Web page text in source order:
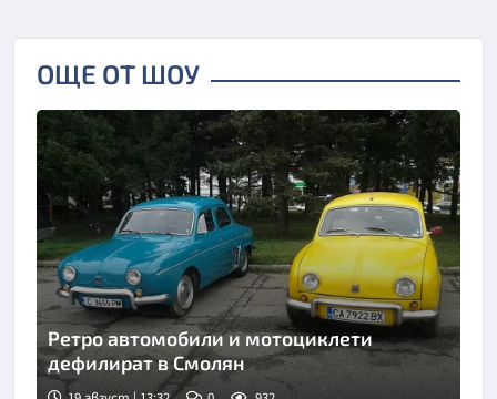
ОЩЕ ОТ ШОУ
Ретро автомобили и мотоциклети
дефилират в Смолян